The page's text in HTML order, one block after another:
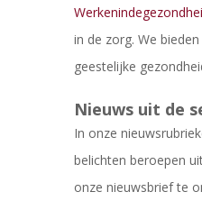
in de zorg. We
geestelijke
Nieuws uit de
In onze
belichten beroepen
onze nieuwsbrief te